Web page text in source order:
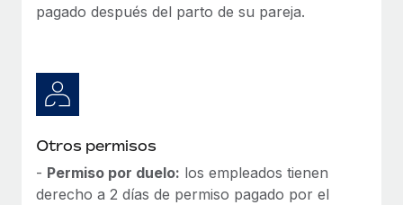
pagado después del parto de su pareja.
Otros permisos
- Permiso por duelo: los empleados tienen
derecho a 2 días de permiso pagado por el